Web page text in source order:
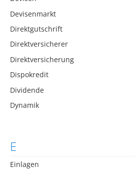
Devisenmarkt
Direktgutschrift
Direktversicherer
Direktversicherung
Dispokredit
Dividende
Dynamik
E
Einlagen